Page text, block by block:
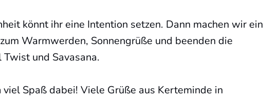
könnt ihr eine Intention setzen. Dann machen wir ein
Warmwerden, Sonnengrüße und beenden die
und Savasana.
viel Spaß dabei! Viele Grüße aus Kerteminde in